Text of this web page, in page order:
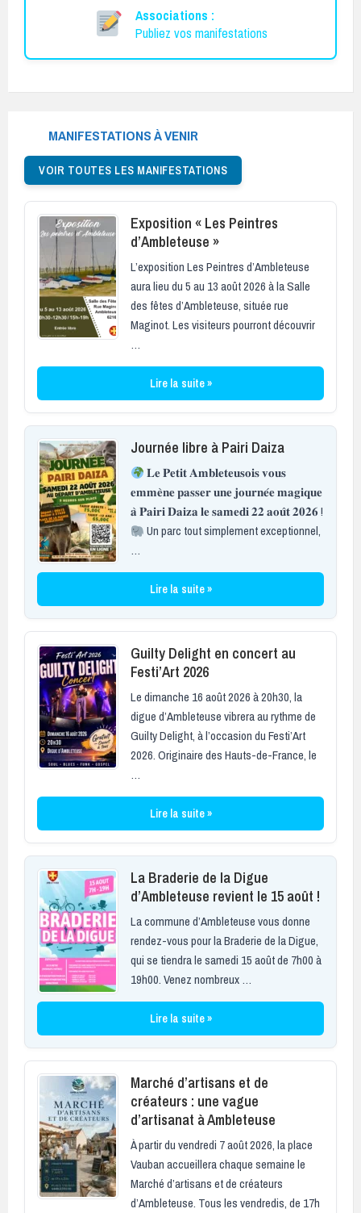
Associations :
Publiez vos manifestations
MANIFESTATIONS À VENIR
VOIR TOUTES LES MANIFESTATIONS
Exposition « Les Peintres
d’Ambleteuse »
L’exposition Les Peintres d’Ambleteuse
aura lieu du 5 au 13 août 2026 à la Salle
des fêtes d’Ambleteuse, située rue
Maginot. Les visiteurs pourront découvrir
…
Lire la suite »
Journée libre à Pairi Daiza
𝐋𝐞 𝐏𝐞𝐭𝐢𝐭 𝐀𝐦𝐛𝐥𝐞𝐭𝐞𝐮𝐬𝐨𝐢𝐬 𝐯𝐨𝐮𝐬
𝐞𝐦𝐦𝐞̀𝐧𝐞 𝐩𝐚𝐬𝐬𝐞𝐫 𝐮𝐧𝐞 𝐣𝐨𝐮𝐫𝐧𝐞́𝐞 𝐦𝐚𝐠𝐢𝐪𝐮𝐞
𝐚̀ 𝐏𝐚𝐢𝐫𝐢 𝐃𝐚𝐢𝐳𝐚 𝐥𝐞 𝐬𝐚𝐦𝐞𝐝𝐢 𝟐𝟐 𝐚𝐨𝐮̂𝐭 𝟐𝟎𝟐𝟔 !
Un parc tout simplement exceptionnel,
…
Lire la suite »
Guilty Delight en concert au
Festi’Art 2026
Le dimanche 16 août 2026 à 20h30, la
digue d’Ambleteuse vibrera au rythme de
Guilty Delight, à l’occasion du Festi’Art
2026. Originaire des Hauts-de-France, le
…
Lire la suite »
La Braderie de la Digue
d’Ambleteuse revient le 15 août !
La commune d’Ambleteuse vous donne
rendez-vous pour la Braderie de la Digue,
qui se tiendra le samedi 15 août de 7h00 à
19h00. Venez nombreux …
Lire la suite »
Marché d’artisans et de
créateurs : une vague
d’artisanat à Ambleteuse
À partir du vendredi 7 août 2026, la place
Vauban accueillera chaque semaine le
Marché d’artisans et de créateurs
d’Ambleteuse. Tous les vendredis, de 17h